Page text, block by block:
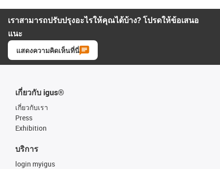
เราสามารถปรับปรุงอะไรให้คุณได้บ้าง? โปรดให้ข้อเสนอ
แนะ
แสดงความคิดเห็นที่นี่
เกี่ยวกับ igus®
เกี่ยวกับเรา
Press
Exhibition
บริการ
login myigus